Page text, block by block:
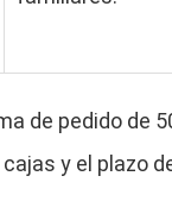
de pedido de
y el plazo